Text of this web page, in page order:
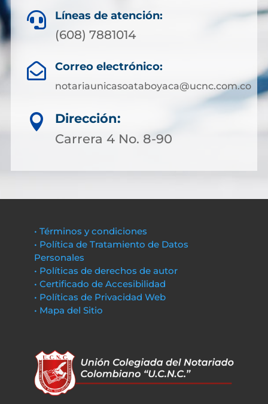
 Líneas de atención:
(608) 7881014
 Correo electrónico:
notariaunicasoataboyaca@ucnc.com.co

Dirección:
Carrera 4 No. 8-90
• Términos y condiciones
• Política de Tratamiento de Datos
Personales
• Políticas de derechos de autor
• Certificado de Accesibilidad
• Políticas de Privacidad Web
• Mapa del Sitio